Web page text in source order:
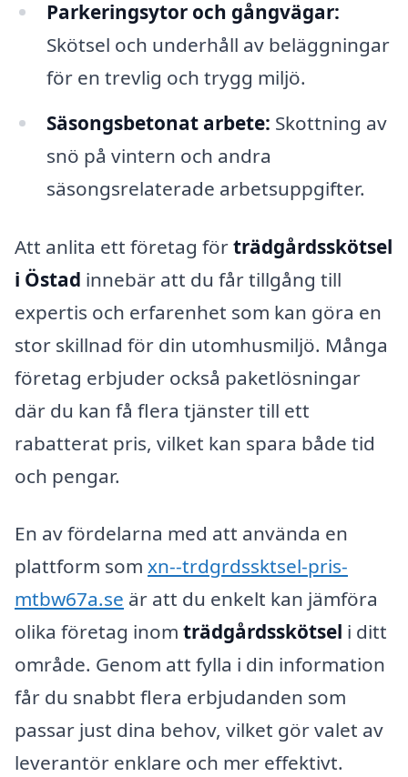
Parkeringsytor och gångvägar:
Skötsel och underhåll av beläggningar
för en trevlig och trygg miljö.
Säsongsbetonat arbete: Skottning av
snö på vintern och andra
säsongsrelaterade arbetsuppgifter.
Att anlita ett företag förträdgårdsskötsel
i Östad innebär att du får tillgång till
expertis och erfarenhet som kan göra en
stor skillnad för din utomhusmiljö. Många
företag erbjuder också paketlösningar
där du kan få flera tjänster till ett
rabatterat pris, vilket kan spara både tid
och pengar.
En av fördelarna med att använda en
plattform som xn--trdgrdssktsel-pris-
mtbw67a.se är att du enkelt kan jämföra
olika företag inom trädgårdsskötsel i ditt
område. Genom att fylla i din information
får du snabbt flera erbjudanden som
passar just dina behov, vilket gör valet av
leverantör enklare och mer effektivt.